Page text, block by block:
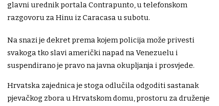
glavni urednik portala Contrapunto, u telefonskom
razgovoru za Hinu iz Caracasa u subotu.
Na snazi je dekret prema kojem policija može privesti
svakoga tko slavi američki napad na Venezuelu i
suspendirano je pravo na javna okupljanja i prosvjede.
Hrvatska zajednica je stoga odlučila odgoditi sastanak
pjevačkog zbora u Hrvatskom domu, prostoru za druženje